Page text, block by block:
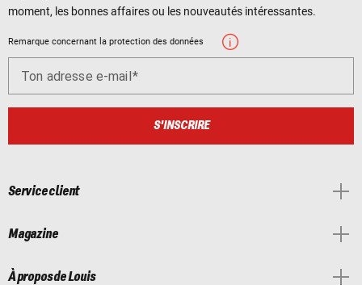
moment, les bonnes affaires ou les nouveautés intéressantes.
Remarque concernant la protection des données
Ton adresse e-mail
S'INSCRIRE
Service client
Magazine
À propos de Louis